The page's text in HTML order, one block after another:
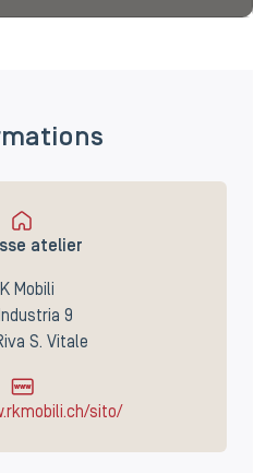
atelier
Mobili
9
S. Vitale
sito/